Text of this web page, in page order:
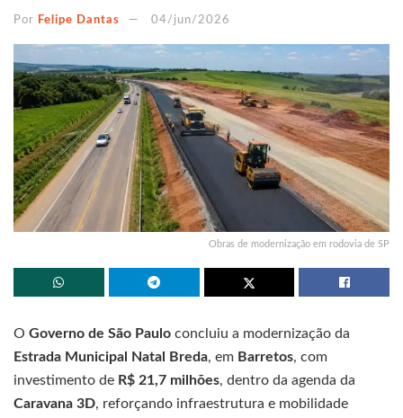
Por Felipe Dantas 04/jun/2026
Obras de modernização em rodovia de SP
O Governo de São Paulo concluiu a modernização da
Estrada Municipal Natal Breda, em Barretos, com
investimento de R$ 21,7 milhões, dentro da agenda da
Caravana 3D, reforçando infraestrutura e mobilidade